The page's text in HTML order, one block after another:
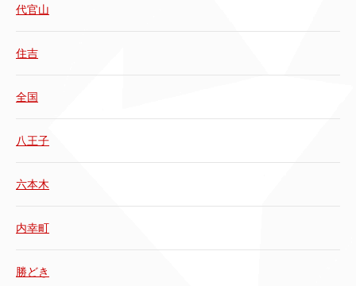
代官山
住吉
全国
八王子
六本木
内幸町
勝どき